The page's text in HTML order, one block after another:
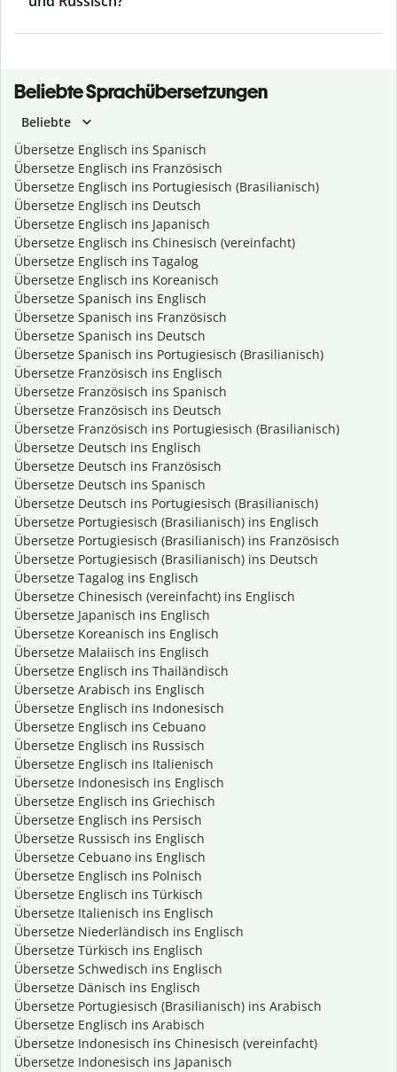
Beliebte Sprachübersetzungen
Beliebte
Übersetze Englisch ins Spanisch
Übersetze Englisch ins Französisch
Übersetze Englisch ins Portugiesisch (Brasilianisch)
Übersetze Englisch ins Deutsch
Übersetze Englisch ins Japanisch
Übersetze Englisch ins Chinesisch (vereinfacht)
Übersetze Englisch ins Tagalog
Übersetze Englisch ins Koreanisch
Übersetze Spanisch ins Englisch
Übersetze Spanisch ins Französisch
Übersetze Spanisch ins Deutsch
Übersetze Spanisch ins Portugiesisch (Brasilianisch)
Übersetze Französisch ins Englisch
Übersetze Französisch ins Spanisch
Übersetze Französisch ins Deutsch
Übersetze Französisch ins Portugiesisch (Brasilianisch)
Übersetze Deutsch ins Englisch
Übersetze Deutsch ins Französisch
Übersetze Deutsch ins Spanisch
Übersetze Deutsch ins Portugiesisch (Brasilianisch)
Übersetze Portugiesisch (Brasilianisch) ins Englisch
Übersetze Portugiesisch (Brasilianisch) ins Französisch
Übersetze Portugiesisch (Brasilianisch) ins Deutsch
Übersetze Tagalog ins Englisch
Übersetze Chinesisch (vereinfacht) ins Englisch
Übersetze Japanisch ins Englisch
Übersetze Koreanisch ins Englisch
Übersetze Malaiisch ins Englisch
Übersetze Englisch ins Thailändisch
Übersetze Arabisch ins Englisch
Übersetze Englisch ins Indonesisch
Übersetze Englisch ins Cebuano
Übersetze Englisch ins Russisch
Übersetze Englisch ins Italienisch
Übersetze Indonesisch ins Englisch
Übersetze Englisch ins Griechisch
Übersetze Englisch ins Persisch
Übersetze Russisch ins Englisch
Übersetze Cebuano ins Englisch
Übersetze Englisch ins Polnisch
Übersetze Englisch ins Türkisch
Übersetze Italienisch ins Englisch
Übersetze Niederländisch ins Englisch
Übersetze Türkisch ins Englisch
Übersetze Schwedisch ins Englisch
Übersetze Dänisch ins Englisch
Übersetze Portugiesisch (Brasilianisch) ins Arabisch
Übersetze Englisch ins Arabisch
Übersetze Indonesisch ins Chinesisch (vereinfacht)
Übersetze Indonesisch ins Japanisch